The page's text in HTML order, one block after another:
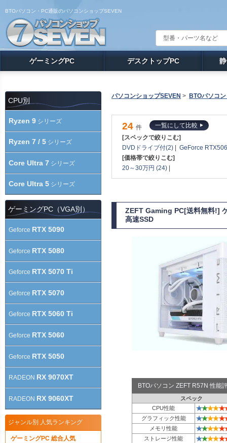
BTOパソコン・PC通販のパソコンショップSEVEN
ゲーミングPC デスクトップPC
パソコンショップSEVEN > BTOパソコ
24 件
一覧にして比較
[スペックで絞りこむ]
DVDドライブ付(2) | GeForce
[価格帯で絞りこむ]
20～30万円 (24) |
ZEFT Gaming PC[送料無料!]
高速SSD
BTOパソコン ZEFT R57N 性能
スペック
CPU性能
★★★★★
グラフィック性能 ★★★★★
メモリ性能 ★★★★★
ストレージ性能 ★★★★★
CPU別
Ryzen 9 シリーズ
Ryzen 7 / 5 シリーズ
Core Ultra 7 シリーズ
Core Ultra 5 シリーズ
ゲーミングPC（VGA別）
Geforce RTX 5090
Geforce RTX 5080
Geforce RTX 5070 Ti
Geforce RTX 5070
Geforce RTX 5060 Ti
Geforce RTX 5060
Geforce RTX 5050
RADEON RX 9070XT
RADEON RX 9060XT
ジャンル別 人気ランキング
ゲーミングPC 総合人気